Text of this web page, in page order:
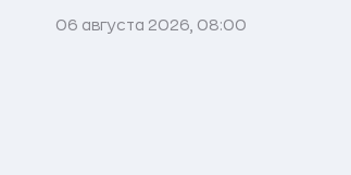
06 августа 2026, 08:00